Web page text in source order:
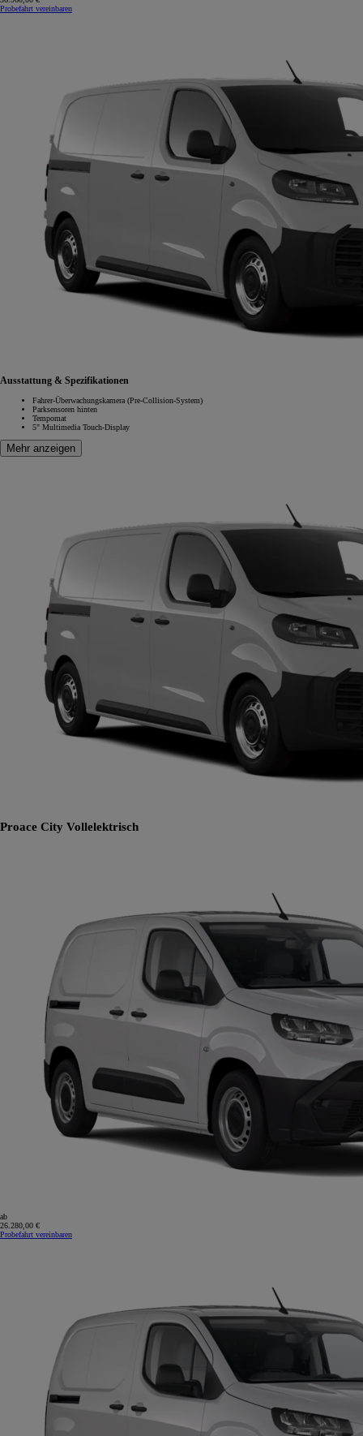
Probefahrt vereinbaren
Ausstattung & Spezifikationen
Fahrer-Überwachungskamera (Pre-Collision-System)
Parksensoren hinten
Tempomat
5" Multimedia Touch-Display
Mehr anzeigen
Proace City Vollelektrisch
ab
26.280,00 €
Probefahrt vereinbaren